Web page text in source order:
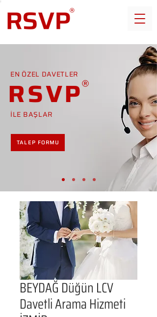
EN ÖZEL DAVETLER
RSVP
İLE BAŞLAR
TALEP FORMU
BEYDAĞ Düğün LCV
Davetli Arama Hizmeti